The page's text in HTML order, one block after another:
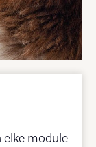
module